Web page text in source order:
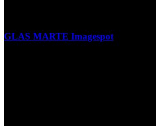
GLAS MARTE Imagespot